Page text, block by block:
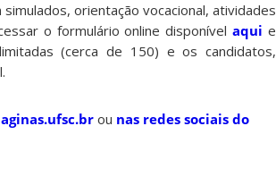
orientação vocacional, atividades
o formulário online disponívelaquie
(cerca de 150) e os candidatos,
ou nas redes sociais do